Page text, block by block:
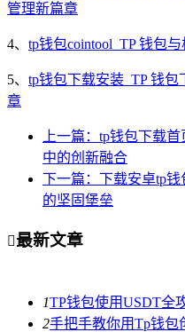
管理新篇章
4、 tp钱包cointool_TP 钱包
5、 tp钱包下载安装_TP 钱
章
上一篇：tp钱包下载
中的创新融合
下一篇：下载安卓tp钱
的坚固堡垒
最新文章
1TP钱包使用USDT全
2手把手教你用Tp钱包